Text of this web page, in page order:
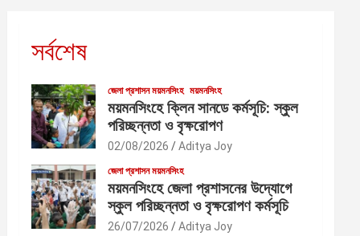
সর্বশেষ
জেলা প্রশাসন ময়মনসিংহ ময়মনসিংহ
ময়মনসিংহে ক্লিন সানডে কর্মসূচি: স্কুল
পরিচ্ছন্নতা ও বৃক্ষরোপণ
02/08/2026 Aditya Joy
জেলা প্রশাসন ময়মনসিংহ
ময়মনসিংহে জেলা প্রশাসনের উদ্যোগে
স্কুল পরিচ্ছন্নতা ও বৃক্ষরোপণ কর্মসূচি
26/07/2026 Aditya Joy